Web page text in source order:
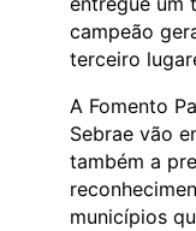
campeão
terceiro
A Fomento
Sebrae vão
também a
municípios